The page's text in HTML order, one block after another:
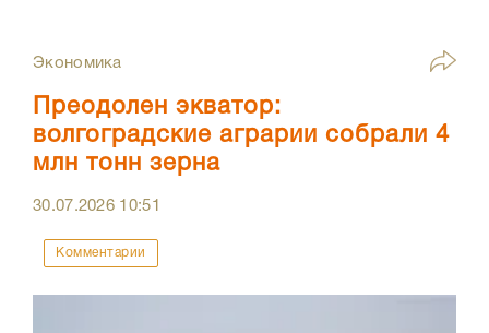
Экономика
Преодолен экватор:
волгоградские аграрии собрали 4
млн тонн зерна
30.07.2026 10:51
Комментарии